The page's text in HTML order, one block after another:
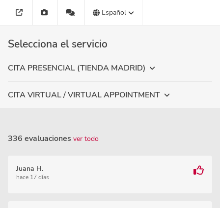
Español
Selecciona el servicio
CITA PRESENCIAL (TIENDA MADRID)
CITA VIRTUAL / VIRTUAL APPOINTMENT
336 evaluaciones ver todo
Juana H.
hace 17 días